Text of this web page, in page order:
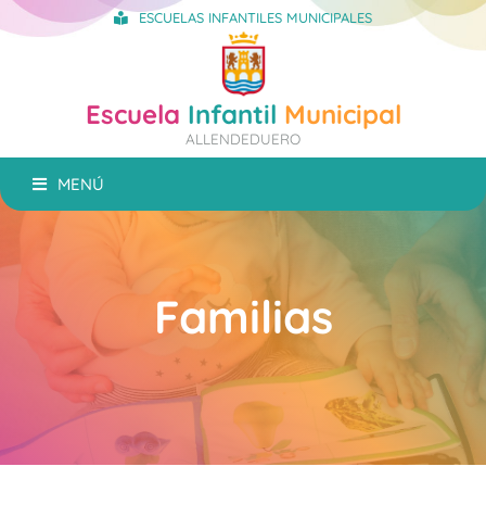
ESCUELAS INFANTILES MUNICIPALES
Escuela Infantil Municipal
ALLENDEDUERO
MENÚ
Familias